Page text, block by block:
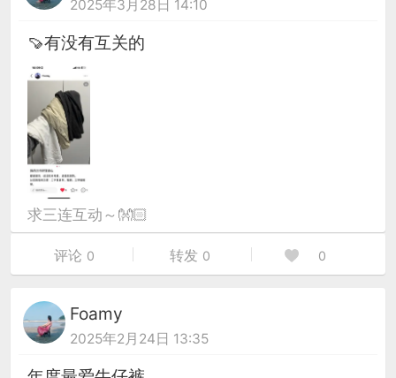
2025年3月28日 14:10
🍠有没有互关的
求三连互动～👐🏻
评论 0 转发 0 0
Foamy
2025年2月24日 13:35